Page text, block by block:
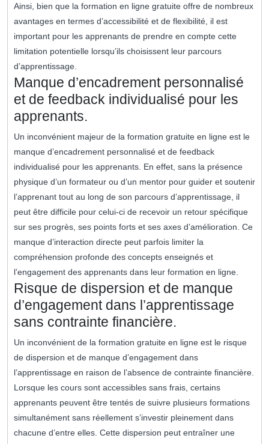
Ainsi, bien que la formation en ligne gratuite offre de nombreux
avantages en termes d’accessibilité et de flexibilité, il est
important pour les apprenants de prendre en compte cette
limitation potentielle lorsqu’ils choisissent leur parcours
d’apprentissage.
Manque d’encadrement personnalisé
et de feedback individualisé pour les
apprenants.
Un inconvénient majeur de la formation gratuite en ligne est le
manque d’encadrement personnalisé et de feedback
individualisé pour les apprenants. En effet, sans la présence
physique d’un formateur ou d’un mentor pour guider et soutenir
l’apprenant tout au long de son parcours d’apprentissage, il
peut être difficile pour celui-ci de recevoir un retour spécifique
sur ses progrès, ses points forts et ses axes d’amélioration. Ce
manque d’interaction directe peut parfois limiter la
compréhension profonde des concepts enseignés et
l’engagement des apprenants dans leur formation en ligne.
Risque de dispersion et de manque
d’engagement dans l’apprentissage
sans contrainte financière.
Un inconvénient de la formation gratuite en ligne est le risque
de dispersion et de manque d’engagement dans
l’apprentissage en raison de l’absence de contrainte financière.
Lorsque les cours sont accessibles sans frais, certains
apprenants peuvent être tentés de suivre plusieurs formations
simultanément sans réellement s’investir pleinement dans
chacune d’entre elles. Cette dispersion peut entraîner une